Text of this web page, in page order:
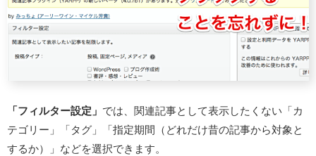
「フィルター設定」 では、関連記事として表示したくない「カ
テゴリー」「タグ」「指定期間（どれだけ昔の記事から対象と
するか）」などを選択できます。